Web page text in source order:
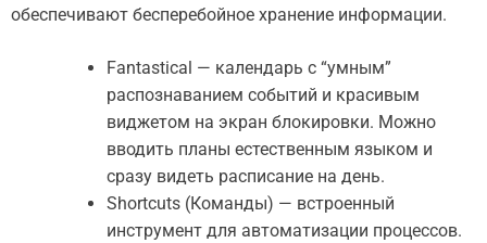
обеспечивают бесперебойное хранение информации.
Fantastical — календарь с “умным”
распознаванием событий и красивым
виджетом на экран блокировки. Можно
вводить планы естественным языком и
сразу видеть расписание на день.
Shortcuts (Команды) — встроенный
инструмент для автоматизации процессов.